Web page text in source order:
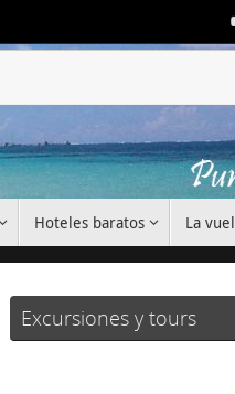
Hoteles baratos La
Excursiones y tours